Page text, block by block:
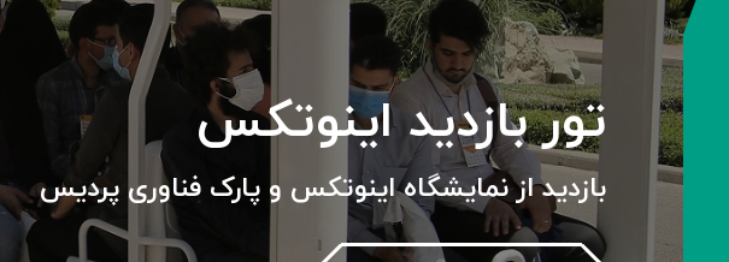
تور بازدید اینوتکس
بازدید از نمایشگاه اینوتکس و پارک فناوری پردیس